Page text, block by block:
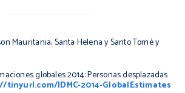
Mauritania, Santa Helena y Santo Tomé y
globales 2014: Personas desplazadas
tinyurl.com/IDMC-2014-GlobalEstimates